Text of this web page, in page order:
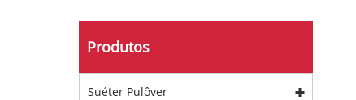
Produtos
Suéter Pulôver